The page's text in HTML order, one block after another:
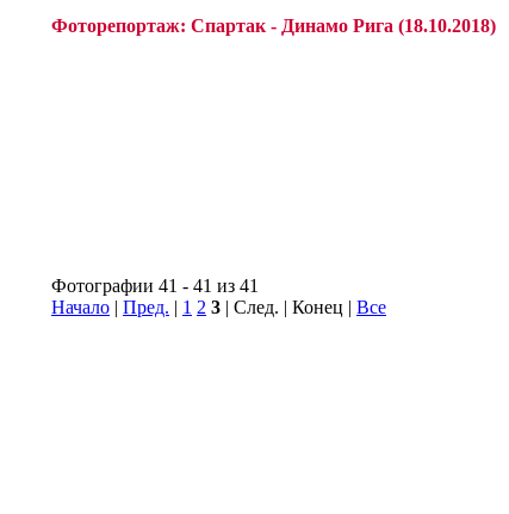
Фоторепортаж: Спартак - Динамо Рига (18.10.2018)
Фотографии 41 - 41 из 41
Начало | Пред. | 1 2 3 | След. | Конец | Все